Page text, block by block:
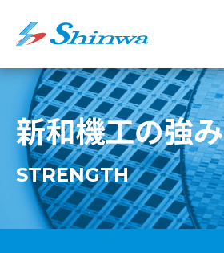
新和機工の強み
STRENGTH